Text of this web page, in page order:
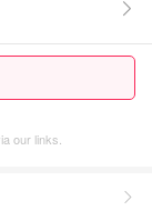
our links.